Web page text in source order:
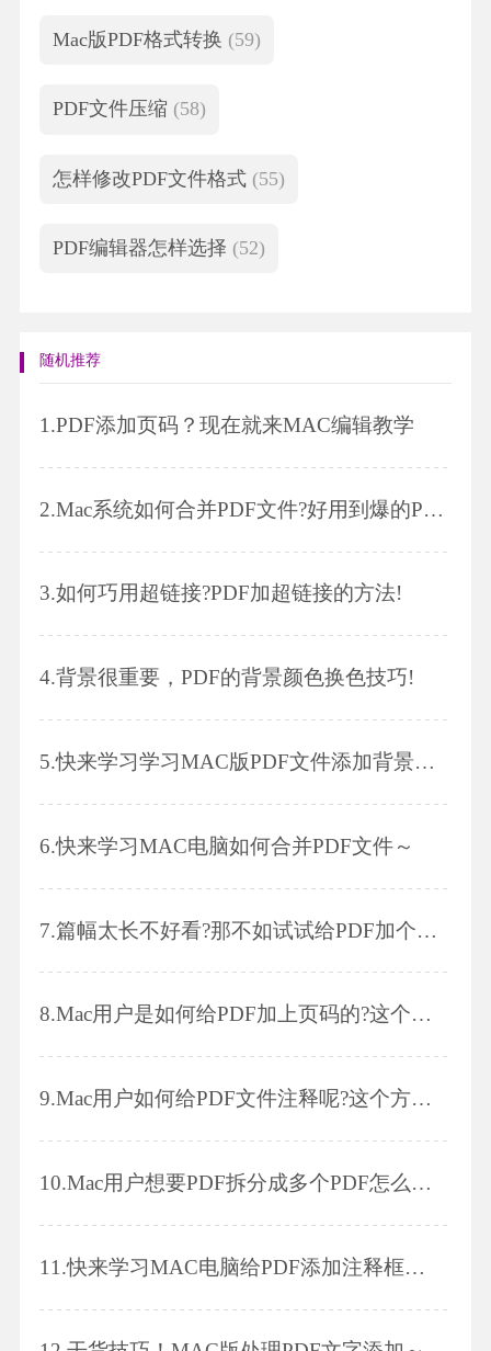
Mac版PDF格式转换 (59)
PDF文件压缩 (58)
怎样修改PDF文件格式 (55)
PDF编辑器怎样选择 (52)
随机推荐
1.PDF添加页码？现在就来MAC编辑教学
2.Mac系统如何合并PDF文件?好用到爆的PDF编辑神器来了!
3.如何巧用超链接?PDF加超链接的方法!
4.背景很重要，PDF的背景颜色换色技巧!
5.快来学习学习MAC版PDF文件添加背景吧！
6.快来学习MAC电脑如何合并PDF文件～
7.篇幅太长不好看?那不如试试给PDF加个链接吧!
8.Mac用户是如何给PDF加上页码的?这个方法大家学习一下吧!
9.Mac用户如何给PDF文件注释呢?这个方法必须了解一下哦｡
10.Mac用户想要PDF拆分成多个PDF怎么操作?看完后你就明白了
11.快来学习MAC电脑给PDF添加注释框的小技巧吧！